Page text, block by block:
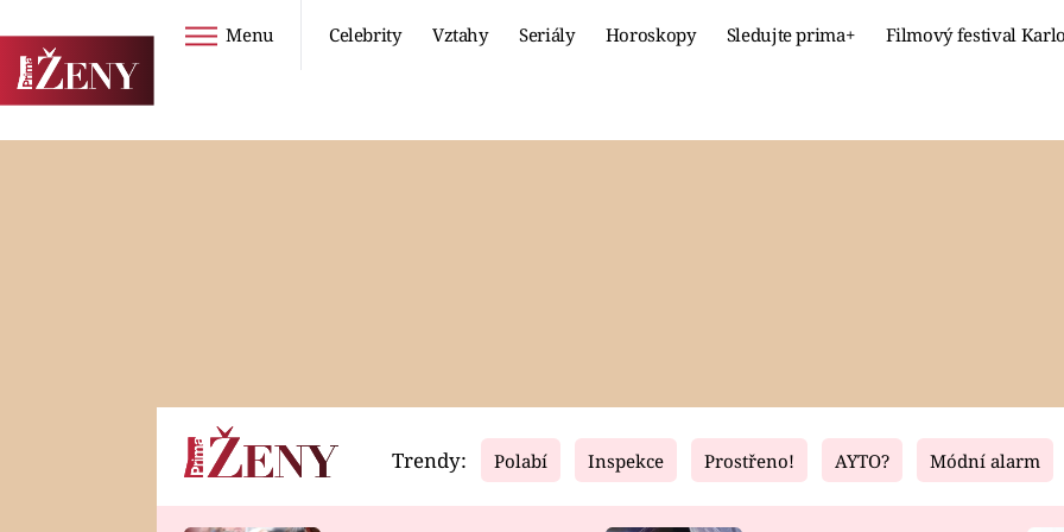
Menu Celebrity Vztahy Seriály Horoskopy Sledujte prima+ Filmový festival
Horoskopy Video Fresh Living
Trendy: Polabí Inspekce Prostřeno! AYTO? Módní alarm